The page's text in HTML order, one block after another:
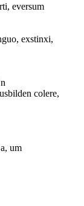
eversum
exstinxi,
colere,
um